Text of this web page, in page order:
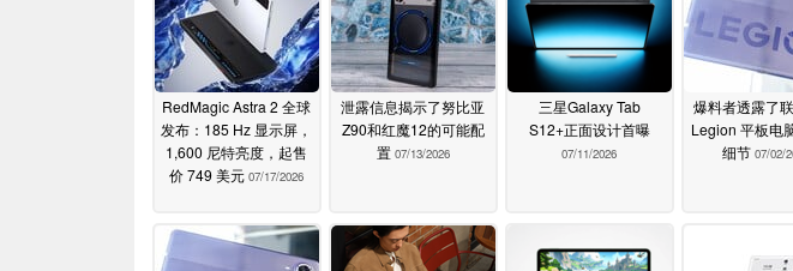
RedMagic Astra 2 全球
发布：185 Hz 显示屏，
1,600 尼特亮度，起售
价 749 美元 07/17/2026
泄露信息揭示了努比亚
Z90和红魔12的可能配
置 07/13/2026
三星Galaxy Tab
S12+正面设计首曝
07/11/2026
爆料者透露了
Legion 平板电
细节 07/02/